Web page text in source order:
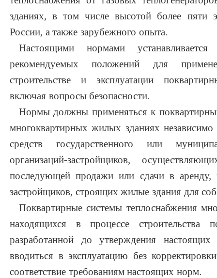
зданиях, в том числе высотой более пяти
России, а также зарубежного опыта.
Настоящими нормами
рекомендуемых положений для
строительстве и эксплуатации
включая вопросы безопасности.
Нормы должны применяться к
многоквартирных жилых зданиях независимо
средств государственного или
организаций-застройщиков,
последующей продажи или сдачи в аренду,
застройщиков, строящих жилые здания для
Поквартирные системы теплоснабжения
находящихся в процессе строительства
разработанной до утверждения
вводиться в эксплуатацию без
соответствие требованиям настоящих норм.